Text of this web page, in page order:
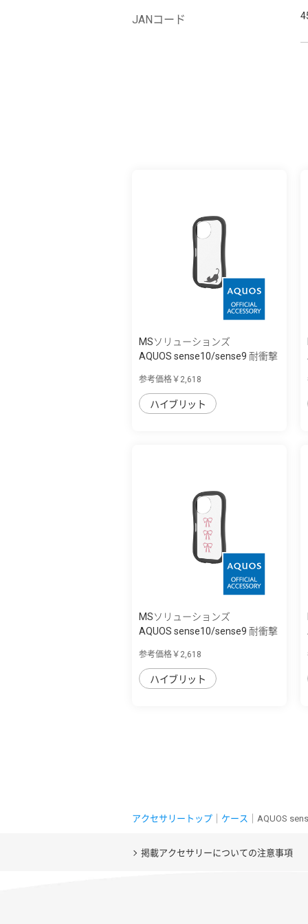
JANコード
MSソリューションズ
AQUOS sense10/sense9 耐衝撃
参考価格￥2,618
ハイブリット
MSソリューションズ
AQUOS sense10/sense9 耐衝撃
参考価格￥2,618
ハイブリット
アクセサリートップ ケース ｜AQUOS
掲載アクセサリーについての注意事項